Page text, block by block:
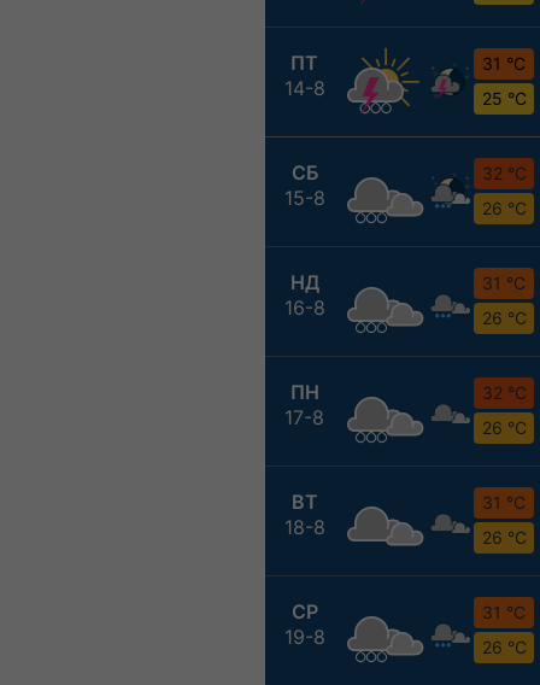
ПТ
14-8
31 °C
25 °C
СБ
15-8
32 °C
26 °C
НД
16-8
31 °C
26 °C
ПН
17-8
32 °C
26 °C
ВТ
18-8
31 °C
26 °C
СР
19-8
31 °C
26 °C